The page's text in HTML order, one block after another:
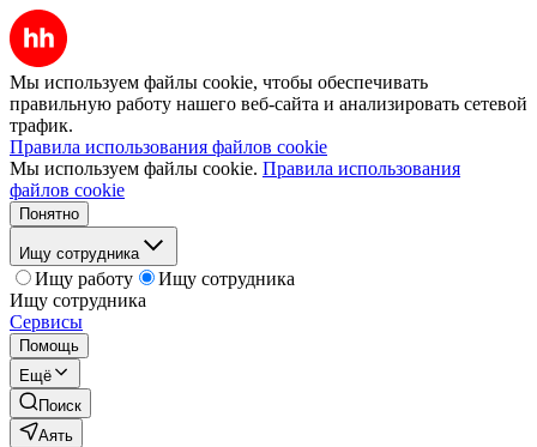
Мы используем файлы cookie, чтобы обеспечивать
правильную работу нашего веб-сайта и анализировать сетевой
трафик.
Правила использования файлов cookie
Мы используем файлы cookie. Правила использования
файлов cookie
Понятно
Ищу сотрудника
Ищу работу
Ищу сотрудника
Ищу сотрудника
Сервисы
Помощь
Ещё
Поиск
Аять